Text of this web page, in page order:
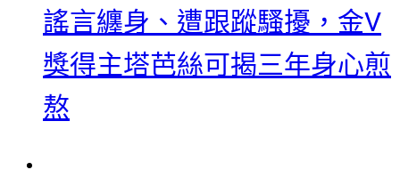
謠言纏身、遭跟蹤騷擾，金V
獎得主塔芭絲可揭三年身心煎
熬